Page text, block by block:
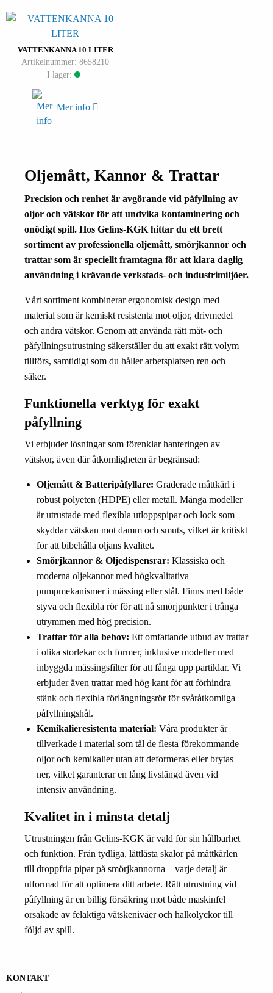
VATTENKANNA 10 LITER
Artikelnummer: 8658210
I lager:
Mer info
Oljemått, Kannor & Trattar
Precision och renhet är avgörande vid påfyllning av
oljor och vätskor för att undvika kontaminering och
onödigt spill. Hos Gelins-KGK hittar du ett brett
sortiment av professionella oljemått, smörjkannor och
trattar som är speciellt framtagna för att klara daglig
användning i krävande verkstads- och industrimiljöer.
Vårt sortiment kombinerar ergonomisk design med
material som är kemiskt resistenta mot oljor, drivmedel
och andra vätskor. Genom att använda rätt mät- och
påfyllningsutrustning säkerställer du att exakt rätt volym
tillförs, samtidigt som du håller arbetsplatsen ren och
säker.
Funktionella verktyg för exakt
påfyllning
Vi erbjuder lösningar som förenklar hanteringen av
vätskor, även där åtkomligheten är begränsad:
Oljemått & Batteripåfyllare: Graderade måttkärl i
robust polyeten (HDPE) eller metall. Många modeller
är utrustade med flexibla utloppspipar och lock som
skyddar vätskan mot damm och smuts, vilket är kritiskt
för att bibehålla oljans kvalitet.
Smörjkannor & Oljedispensrar: Klassiska och
moderna oljekannor med högkvalitativa
pumpmekanismer i mässing eller stål. Finns med både
styva och flexibla rör för att nå smörjpunkter i trånga
utrymmen med hög precision.
Trattar för alla behov: Ett omfattande utbud av trattar
i olika storlekar och former, inklusive modeller med
inbyggda mässingsfilter för att fånga upp partiklar. Vi
erbjuder även trattar med hög kant för att förhindra
stänk och flexibla förlängningsrör för svåråtkomliga
påfyllningshål.
Kemikalieresistenta material: Våra produkter är
tillverkade i material som tål de flesta förekommande
oljor och kemikalier utan att deformeras eller brytas
ner, vilket garanterar en lång livslängd även vid
intensiv användning.
Kvalitet in i minsta detalj
Utrustningen från Gelins-KGK är vald för sin hållbarhet
och funktion. Från tydliga, lättlästa skalor på måttkärlen
till droppfria pipar på smörjkannorna – varje detalj är
utformad för att optimera ditt arbete. Rätt utrustning vid
påfyllning är en billig försäkring mot både maskinfel
orsakade av felaktiga vätskenivåer och halkolyckor till
följd av spill.
KONTAKT